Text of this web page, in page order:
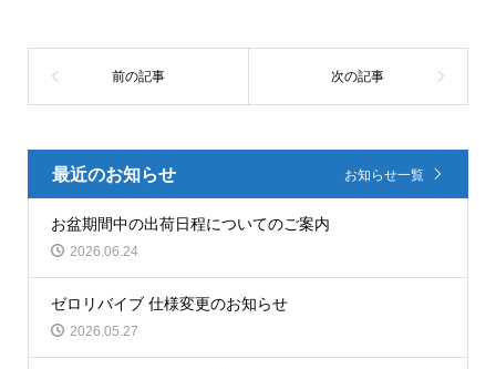
最近のお知らせ お知らせ一覧
お盆期間中の出荷日程についてのご案内
2026.06.24
ゼロリバイブ 仕様変更のお知らせ
2026.05.27